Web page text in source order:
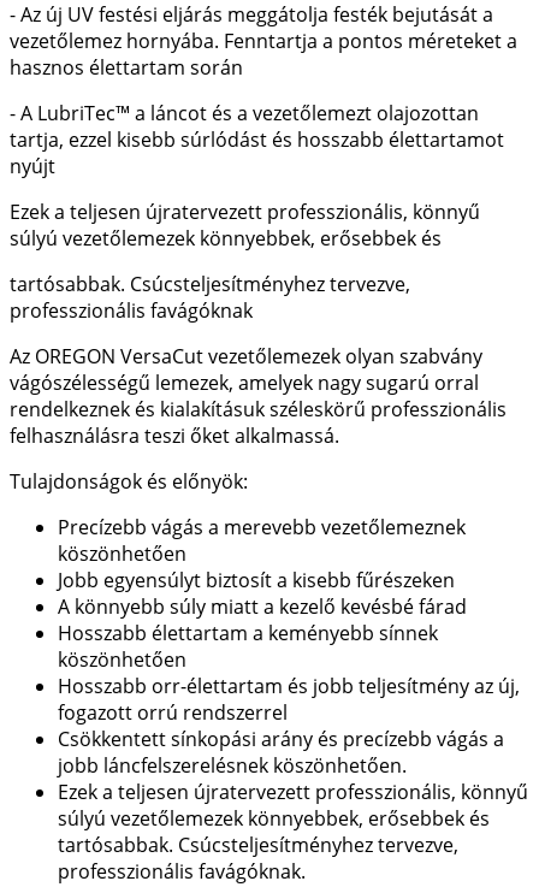
- Az új UV festési eljárás meggátolja festék bejutását a
vezetőlemez hornyába. Fenntartja a pontos méreteket a
hasznos élettartam során
- A LubriTec™ a láncot és a vezetőlemezt olajozottan
tartja, ezzel kisebb súrlódást és hosszabb élettartamot
nyújt
Ezek a teljesen újratervezett professzionális, könnyű
súlyú vezetőlemezek könnyebbek, erősebbek és
tartósabbak. Csúcsteljesítményhez tervezve,
professzionális favágóknak
Az OREGON VersaCut vezetőlemezek olyan szabvány
vágószélességű lemezek, amelyek nagy sugarú orral
rendelkeznek és kialakításuk széleskörű professzionális
felhasználásra teszi őket alkalmassá.
Tulajdonságok és előnyök:
Precízebb vágás a merevebb vezetőlemeznek
köszönhetően
Jobb egyensúlyt biztosít a kisebb fűrészeken
A könnyebb súly miatt a kezelő kevésbé fárad
Hosszabb élettartam a keményebb sínnek
köszönhetően
Hosszabb orr-élettartam és jobb teljesítmény az új,
fogazott orrú rendszerrel
Csökkentett sínkopási arány és precízebb vágás a
jobb láncfelszerelésnek köszönhetően.
Ezek a teljesen újratervezett professzionális, könnyű
súlyú vezetőlemezek könnyebbek, erősebbek és
tartósabbak. Csúcsteljesítményhez tervezve,
professzionális favágóknak.